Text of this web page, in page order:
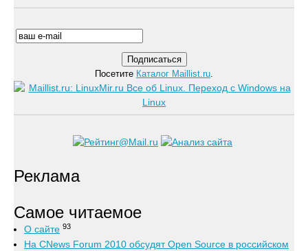
Посетите Каталог Maillist.ru.
Реклама
Самое читаемое
О сайте 93
На CNews Forum 2010 обсудят Open Source в российском